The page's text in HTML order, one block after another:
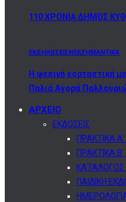
110 ΧΡΟΝΙΑ ΔΗΜΟΣ
ΕΚΔΗΛΩΣΕΙΣΝΕΑΣΗΜΑΝΤΙΚΑ
Η ψεσινή εορταστική
Παλιά Αγορά
ΑΡΧΕΙΟ
ΕΚΔΟΣΕΙΣ
ΠΡΑΚΤΙΚΑ
ΠΡΑΚΤΙΚΑ
ΚΑΤΑΛΟΓΟΣ
ΠΑΙΔΙΚΗ